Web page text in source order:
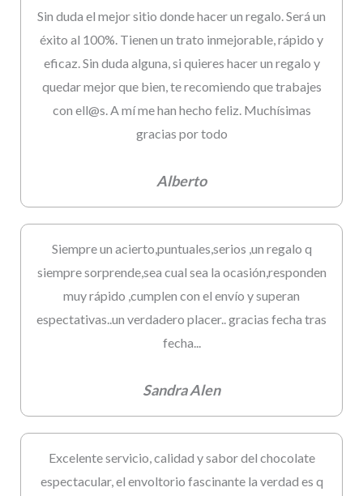
Sin duda el mejor sitio donde hacer un regalo. Será un
éxito al 100%. Tienen un trato inmejorable, rápido y
eficaz. Sin duda alguna, si quieres hacer un regalo y
quedar mejor que bien, te recomiendo que trabajes
con ell@s. A mí me han hecho feliz. Muchísimas
gracias por todo
Alberto
Siempre un acierto,puntuales,serios ,un regalo q
siempre sorprende,sea cual sea la ocasión,responden
muy rápido ,cumplen con el envío y superan
espectativas..un verdadero placer.. gracias fecha tras
fecha...
Sandra Alen
Excelente servicio, calidad y sabor del chocolate
espectacular, el envoltorio fascinante la verdad es q